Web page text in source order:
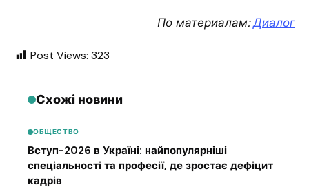
По материалам:Диалог
Post Views: 323
Схожі новини
ОБЩЕСТВО
Вступ-2026 в Україні: найпопулярніші
спеціальності та професії, де зростає дефіцит
кадрів